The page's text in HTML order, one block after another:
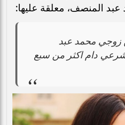
عبد المنصف، معلقة عليها:
زوجي محمد عبد
دام اكثر من سبع